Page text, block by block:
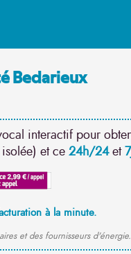
Bedarieux
interactif pour
et ce 24h/24et
à la minute.
et des fournisseurs d'énergie.